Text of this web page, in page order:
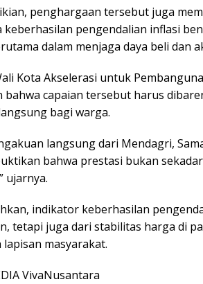
penghargaan tersebut juga
keberhasilan pengendalian inflasi
dalam menjaga daya beli dan
Kota Akselerasi untuk
bahwa capaian tersebut harus
bagi warga.
langsung dari Mendagri,
bahwa prestasi bukan
ujarnya.
indikator keberhasilan
tetapi juga dari stabilitas harga di
masyarakat.
VivaNusantara